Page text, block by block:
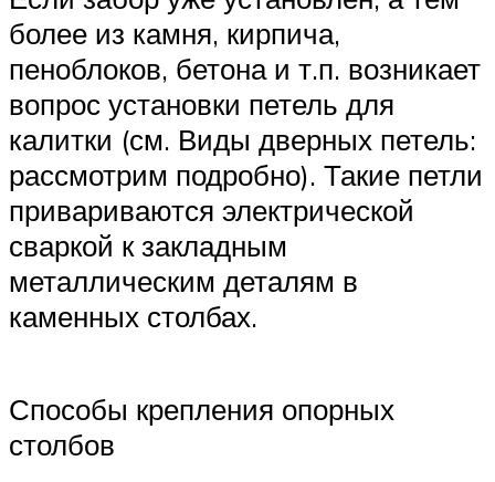
более из камня, кирпича,
пеноблоков, бетона и т.п. возникает
вопрос установки петель для
калитки (см. Виды дверных петель:
рассмотрим подробно). Такие петли
привариваются электрической
сваркой к закладным
металлическим деталям в
каменных столбах.
Способы крепления опорных
столбов